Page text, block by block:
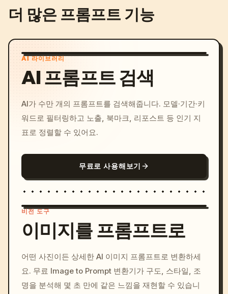
더 많은 프롬프트 기능
AI 라이브러리
AI 프롬프트 검색
AI가 수만 개의 프롬프트를 검색해줍니다. 모델·기간·키
워드로 필터링하고 노출, 북마크, 리포스트 등 인기 지
표로 정렬할 수 있어요.
무료로 사용해보기
c, cyberpunk sunset, neon
colors, 8k --v 6.0
비전 도구
이미지를 프롬프트로
어떤 사진이든 상세한 AI 이미지 프롬프트로 변환하세
요. 무료 Image to Prompt 변환기가 구도, 스타일, 조
명을 분석해 몇 초 만에 같은 느낌을 재현할 수 있습니